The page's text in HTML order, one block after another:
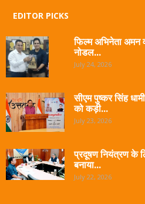
EDITOR PICKS
फिल्म अभिनेता अमन
नोडल...
July 24, 2026
सीएम पुष्कर सिंह
को कड़ी...
July 23, 2026
प्रदूषण नियंत्रण के
बनाया...
July 22, 2026